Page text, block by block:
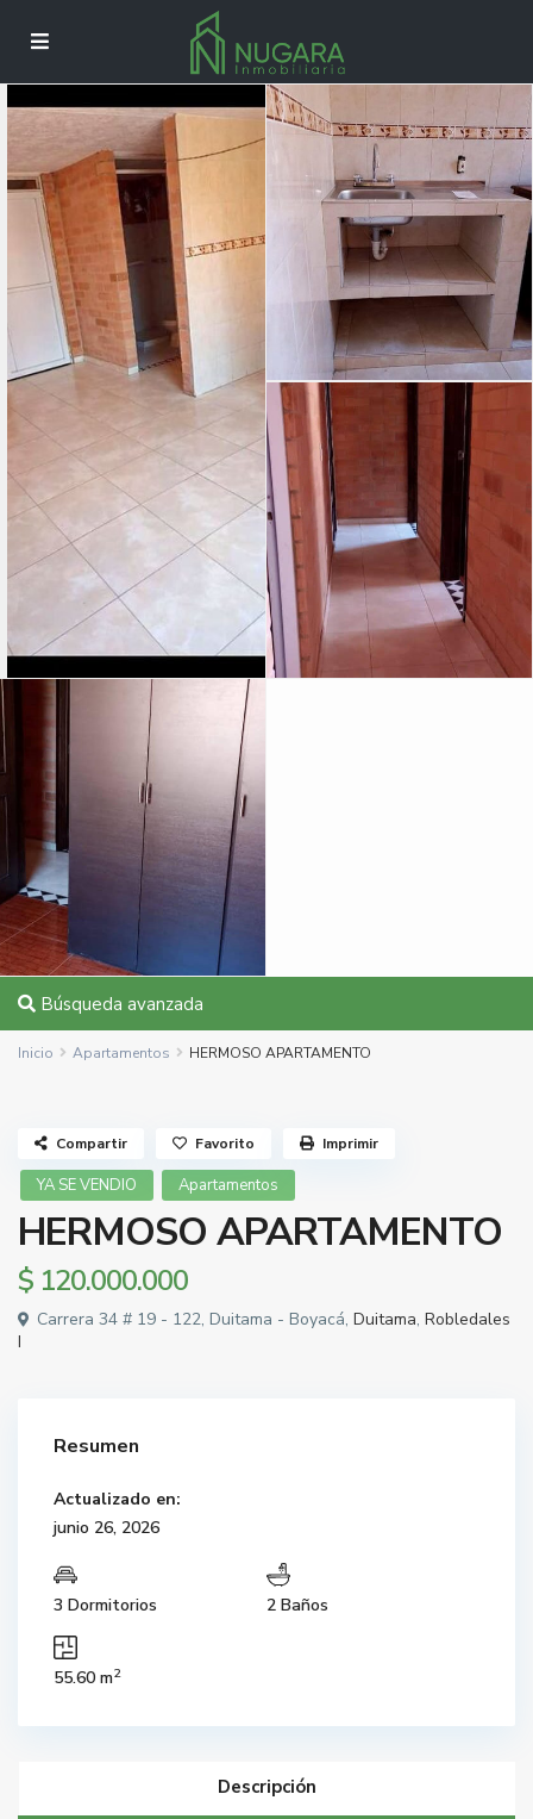
Búsqueda avanzada
Inicio Apartamentos HERMOSO APARTAMENTO
YA SE VENDIO Apartamentos
HERMOSO APARTAMENTO
$ 120.000.000
Carrera 34 # 19 - 122, Duitama - Boyacá, Duitama, Robledales
I
Compartir Favorito Imprimir
Resumen
Actualizado en:
junio 26, 2026
3 Dormitorios 2 Baños
55.60 m2
Descripción